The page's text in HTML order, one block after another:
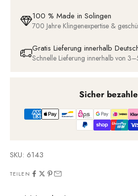
100 % Made in Solingen
700 Jahre Klingenexpertise &
Gratis Lieferung innerhalb
Schnelle Lieferung innerhalb von
Sicher
SKU: 6143
TEILEN